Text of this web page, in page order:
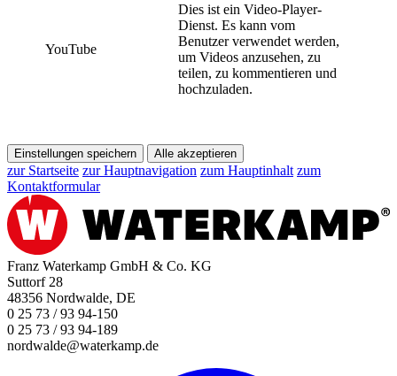
YouTube
Dies ist ein Video-Player-
Dienst. Es kann vom
Benutzer verwendet werden,
um Videos anzusehen, zu
teilen, zu kommentieren und
hochzuladen.
Einstellungen speichern Alle akzeptieren
zur Startseite zur Hauptnavigation zum Hauptinhalt zum
Kontaktformular
Franz Waterkamp GmbH & Co. KG
Suttorf 28
48356 Nordwalde, DE
0 25 73 / 93 94-150
0 25 73 / 93 94-189
nordwalde@waterkamp.de